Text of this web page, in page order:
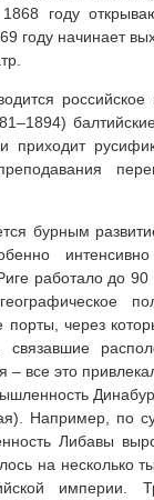
году
году начинает
российское
бурным
работало до
через
все это
Например, по
Либавы
на несколько
империи.